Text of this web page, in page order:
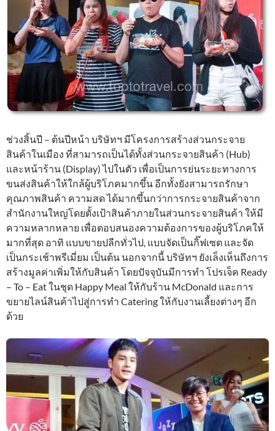
ช่วงสิ้นปี – ต้นปีหน้า บริษัทฯ มีโครงการสร้างส่วนกระจาย
สินค้าในเมือง ที่สามารถเป็นได้ทั้งส่วนกระจายสินค้า (Hub)
และหน้าร้าน (Display) ไปในตัว เพื่อเป็นการย่นระยะทางการ
ขนส่งสินค้าให้ใกล้ผู้บริโภคมากขึ้น อีกทั้งยังสามารถรักษา
คุณภาพสินค้า ความสด ได้มากขึ้นกว่าการกระจายสินค้าจาก
สำนักงานใหญ่โดยตั้งเป้าสินค้าภายในส่วนกระจายสินค้า ให้มี
ความหลากหลาย เพื่อตอบสนองความต้องการของผู้บริโภคให้
มากที่สุด อาทิ แบบขายปลีกทั่วไป, แบบจัดเป็นกิ๊ฟเซต และจัด
เป็นกระเช้าพรีเมี่ยม เป็นต้น นอกจากนี้ บริษัทฯ ยังเล็งเห็นถึงการ
สร้างมูลค่าเพิ่มให้กับสินค้า โดยปัจจุบันมีการทำ โปรเจ็ค Ready
– To – Eat ในชุด Happy Meal ให้กับร้าน McDonald และการ
ขยายไลน์สินค้าไปสู่การทำ Catering ให้กับงานเลี้ยงต่างๆ อีก
ด้วย